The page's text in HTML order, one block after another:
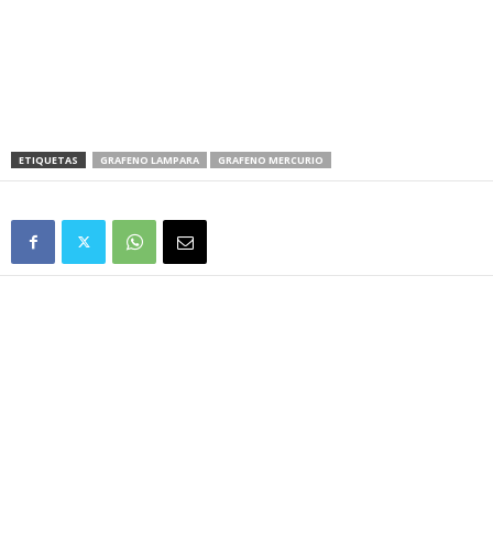
ETIQUETAS GRAFENO LAMPARA GRAFENO MERCURIO